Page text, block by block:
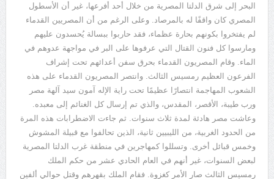
البحر إلى شرق الدلتا المصرية من خلال أحد أفرعها، غير أن الأسطول
المصري كان واقفًا له بالمرصاد. وعلى الرغم من أن المصريين القدماء
لم يفتخروا بكونهم بحارة عظماء، فقد حاربوا ببسالة يُحسدون عليهم
ومارسوا كل فنون القتال التي عرفوها على البر في مواجهة عدوهم في
الماء. وقام المصريون القدماء بحرق سفن أعدائهم تحت إشراف
الفرعون العظيم رمسيس الثالث. وانتصر المصريون القدماء على هذه
الشعوب المهاجمة انتصارًا عظيمًا تحت راية الإله آمون سيد آلهة مصر
ورب طيبة، الأقصر، المقدس، والذي تم إرسال كل الغنائم إلى معبده.
وعاشت مصر هادئة لمدة ثلاث سنوات. ثم جاءت الاضطرابات هذه المرة
من الحدود الغربية، من الليبيين ثانية، الذين تحالفوا مع قبيلة المشوش
وخمس قبائل أخرى. وتسللوا كمهاجرين في منطقة غرب الدلتا المصرية
لبعض السنوات، غير أنهم في العام الحادي عشر من حكم الملك
رمسيس الثالث صار الأمر كغزوة. فقام الملك بقهرهم وقتل حوالي ألفين